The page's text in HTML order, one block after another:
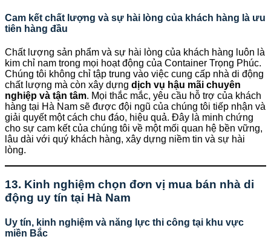
Cam kết chất lượng và sự hài lòng của khách hàng là ưu
tiên hàng đầu
Chất lượng sản phẩm và sự hài lòng của khách hàng luôn là
kim chỉ nam trong mọi hoạt động của Container Trọng Phúc.
Chúng tôi không chỉ tập trung vào việc cung cấp nhà di động
chất lượng mà còn xây dựng dịch vụ hậu mãi chuyên
nghiệp và tận tâm. Mọi thắc mắc, yêu cầu hỗ trợ của khách
hàng tại Hà Nam sẽ được đội ngũ của chúng tôi tiếp nhận và
giải quyết một cách chu đáo, hiệu quả. Đây là minh chứng
cho sự cam kết của chúng tôi về một mối quan hệ bền vững,
lâu dài với quý khách hàng, xây dựng niềm tin và sự hài
lòng.
13. Kinh nghiệm chọn đơn vị mua bán nhà di
động uy tín tại Hà Nam
Uy tín, kinh nghiệm và năng lực thi công tại khu vực
miền Bắc